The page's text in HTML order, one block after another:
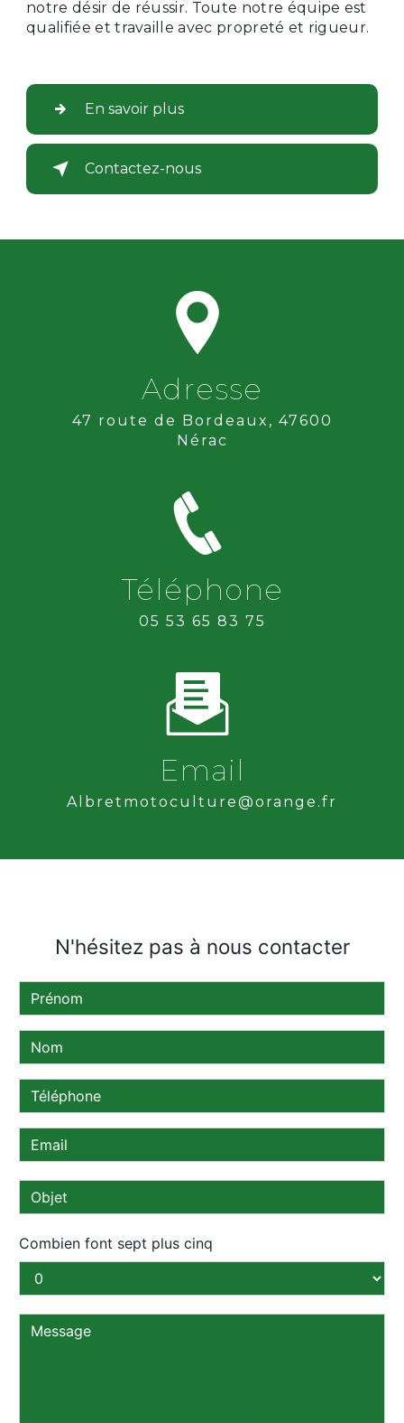
notre désir de réussir. Toute notre équipe est
qualifiée et travaille avec propreté et rigueur.
En savoir plus
Contactez-nous
Adresse
47 route de Bordeaux, 47600
Nérac
Téléphone
05 53 65 83 75
Email
albretmotoculture@orange.fr
N'hésitez pas à nous contacter
Combien font sept plus cinq